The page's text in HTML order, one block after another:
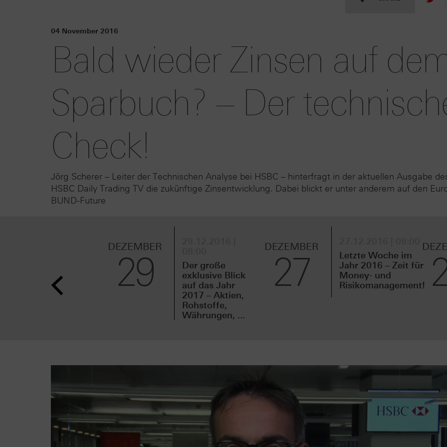
04 November 2016
Bald wieder Zinsen auf
Sparbuch? – Der
Check!
Jörg Scherer – Leiter der Technischen Analyse bei HSBC – hinterfragt in der aktuellen Ausgabe
HSBC Daily Trading TV die zukünftige Zinsentwicklung. Dabei blickt er unter anderem auf den
BUND-Future
DEZEMBER
29
Der große
exklusive Blick
auf das Jahr
2017 – Aktien,
Rohstoffe,
Währungen, ...
DEZEMBER
27
Letzte Woche im
Jahr 2016 – Zeit für
Money- und
Risikomanagement!